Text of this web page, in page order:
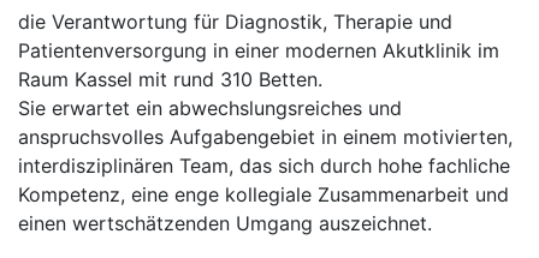
die Verantwortung für Diagnostik, Therapie und
Patientenversorgung in einer modernen Akutklinik im
Raum Kassel mit rund 310 Betten.
Sie erwartet ein abwechslungsreiches und
anspruchsvolles Aufgabengebiet in einem motivierten,
interdisziplinären Team, das sich durch hohe fachliche
Kompetenz, eine enge kollegiale Zusammenarbeit und
einen wertschätzenden Umgang auszeichnet.